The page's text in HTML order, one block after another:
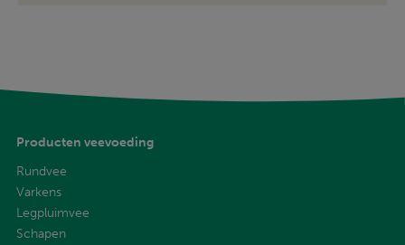
Producten veevoeding
Rundvee
Varkens
Legpluimvee
Schapen